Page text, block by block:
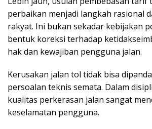
perbaikan menjadi langkah rasional
rakyat. Ini bukan sekadar kebijakan
bentuk koreksi terhadap
hak dan kewajiban pengguna jalan.
Kerusakan jalan tol tidak bisa
persoalan teknis semata. Dalam
kualitas perkerasan jalan sangat
keselamatan pengguna.